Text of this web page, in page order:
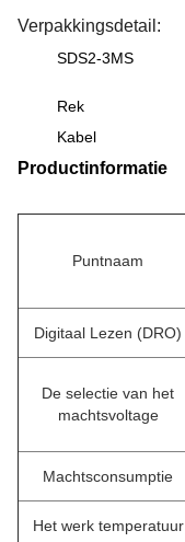
Verpakkingsdetail:
SDS2-3MS
Rek
Kabel
Productinformatie
Puntnaam
Digitaal Lezen (DRO)
De selectie van het
machtsvoltage
Machtsconsumptie
Het werk temperatuur